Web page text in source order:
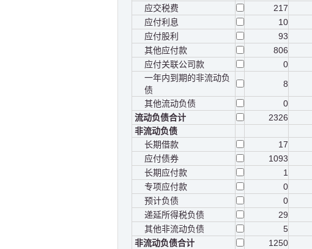
应交税费
217
应付利息
10
应付股利
93
其他应付款
806
应付关联公司款
0
一年内到期的非流动负
债
8
其他流动负债
0
流动负债合计
2326
非流动负债
长期借款
17
应付债券
1093
长期应付款
1
专项应付款
0
预计负债
0
递延所得税负债
29
其他非流动负债
5
非流动负债合计
1250